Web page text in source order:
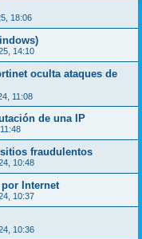
18:06
14:10
oculta ataques de
11:08
de una IP
fraudulentos
10:48
Internet
10:37
10:36